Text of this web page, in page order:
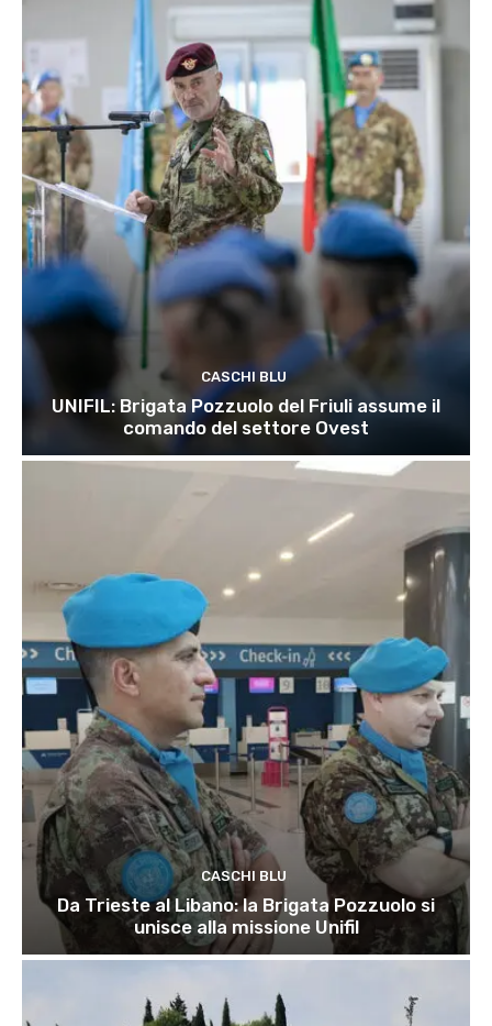
CASCHI BLU
UNIFIL: Brigata Pozzuolo del Friuli assume il
comando del settore Ovest
CASCHI BLU
Da Trieste al Libano: la Brigata Pozzuolo si
unisce alla missione Unifil